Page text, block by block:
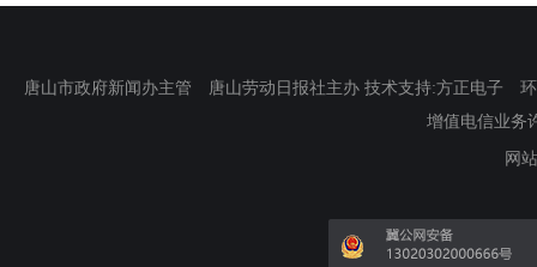
唐山市政府新闻办主管 唐山劳动日报社主办 技术支持:方正电子
增值电信业务
网